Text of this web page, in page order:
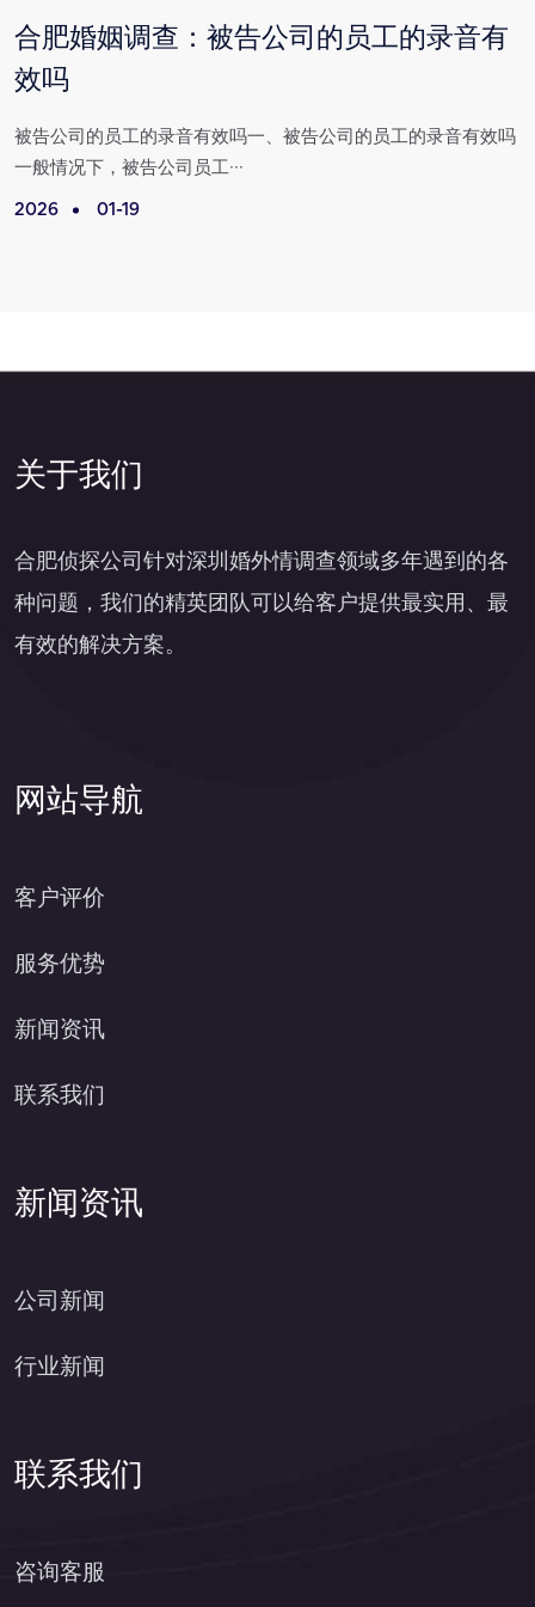
合肥婚姻调查：被告公司的员工的录音有
效吗
被告公司的员工的录音有效吗一、被告公司的员工的录音有效吗
一般情况下，被告公司员工···
2026 01-19
关于我们
合肥侦探公司针对深圳婚外情调查领域多年遇到的各
种问题，我们的精英团队可以给客户提供最实用、最
有效的解决方案。
网站导航
客户评价
服务优势
新闻资讯
联系我们
新闻资讯
公司新闻
行业新闻
联系我们
咨询客服